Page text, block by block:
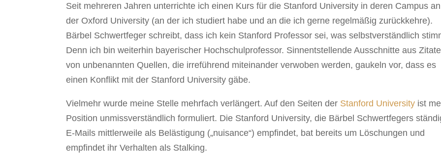
Seit mehreren Jahren unterrichte ich einen Kurs für die Stanford University in deren Campus an
der Oxford University (an der ich studiert habe und an die ich gerne regelmäßig zurückkehre).
Bärbel Schwertfeger schreibt, dass ich kein Stanford Professor sei, was selbstverständlich
Denn ich bin weiterhin bayerischer Hochschulprofessor. Sinnentstellende Ausschnitte aus
von unbenannten Quellen, die irreführend miteinander verwoben werden, gaukeln vor, dass es
einen Konflikt mit der Stanford University gäbe.
Vielmehr wurde meine Stelle mehrfach verlängert. Auf den Seiten der Stanford University ist
Position unmissverständlich formuliert. Die Stanford University, die Bärbel Schwertfegers
E-Mails mittlerweile als Belästigung („nuisance“) empfindet, bat bereits um Löschungen und
empfindet ihr Verhalten als Stalking.